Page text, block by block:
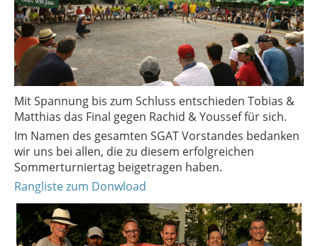
Mit Spannung bis zum Schluss entschieden Tobias &
Matthias das Final gegen Rachid & Youssef für sich.
Im Namen des gesamten SGAT Vorstandes bedanken
wir uns bei allen, die zu diesem erfolgreichen
Sommerturniertag beigetragen haben.
Rangliste zum Donwload